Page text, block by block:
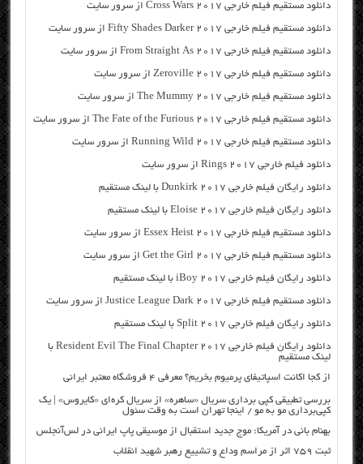
دانلود مستقیم فیلم خارجی Cross Wars 2017 از سرور سایت
دانلود مستقیم فیلم خارجی Fifty Shades Darker 2017 از سرور سایت
دانلود مستقیم فیلم خارجی From Straight As 2017 از سرور سایت
دانلود مستقیم فیلم خارجی Zeroville 2017 از سرور سایت
دانلود مستقیم فیلم خارجی The Mummy 2017 از سرور سایت
دانلود مستقیم فیلم خارجی The Fate of the Furious 2017 از سرور سایت
دانلود مستقیم فیلم خارجی Running Wild 2017 از سرور سایت
دانلود فیلم خارجی Rings 2017 از سرور سایت
دانلود رایگان فیلم خارجی Dunkirk 2017 با لینک مستقیم
دانلود رایگان فیلم خارجی Eloise 2017 با لینک مستقیم
دانلود مستقیم فیلم خارجی Essex Heist 2017 از سرور سایت
دانلود مستقیم فیلم خارجی Get the Girl 2017 از سرور سایت
دانلود رایگان فیلم خارجی iBoy 2017 با لینک مستقیم
دانلود مستقیم فیلم خارجی Justice League Dark 2017 از سرور سایت
دانلود رایگان فیلم خارجی Split 2017 با لینک مستقیم
دانلود رایگان فیلم خارجی Resident Evil The Final Chapter 2017 با
لینک مستقیم
از کجا اکانت اسپاتیفای پرمیوم بخریم؟ معرفی ۴ فروشگاه معتبر ایرانی
بررسی تطبیقی کپی برداری سریال «ساهره» از سریال کره‌ای «کایروس» | یک
کپی‌برداری مو به مو / اینجا تهران است به وقت سئول
بهنام بانی در آمریکا: موج جدید استقبال از موسیقی پاپ ایرانی در لس‌آنجلس
ثبت ۷۵۹ اثر از مراسم وداع و تشییع رهبر شهید انقلاب